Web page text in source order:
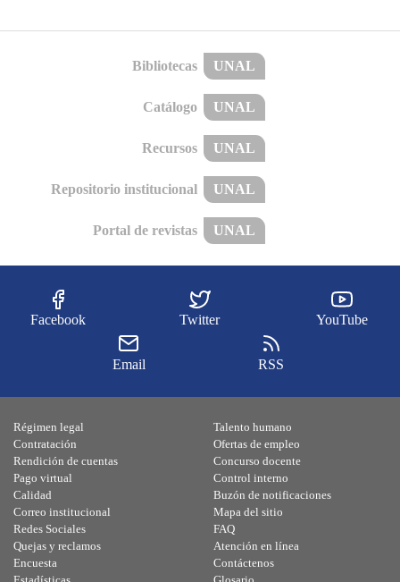
Bibliotecas UNAL
Catálogo UNAL
Recursos UNAL
Repositorio institucional UNAL
Portal de revistas UNAL
Facebook Twitter YouTube
Email RSS
Régimen legal
Contratación
Rendición de cuentas
Pago virtual
Calidad
Talento humano
Ofertas de empleo
Concurso docente
Control interno
Buzón de notificaciones
Correo institucional
Redes Sociales
Quejas y reclamos
Encuesta
Mapa del sitio
FAQ
Atención en línea
Contáctenos